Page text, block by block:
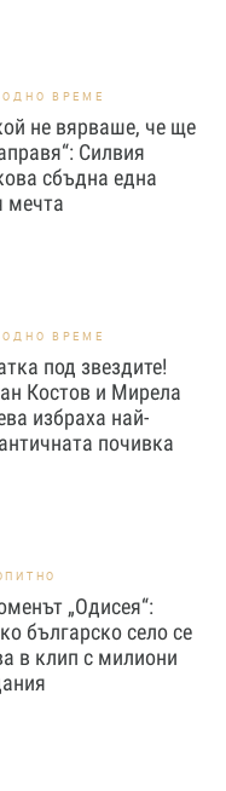
ВРЕМЕ
не вярваше, че ще
Силвия
сбъдна една
мечта
ВРЕМЕ
под звездите!
Костов и Мирела
избраха най-
почивка
„Одисея“:
българско село се
в клип с милиони